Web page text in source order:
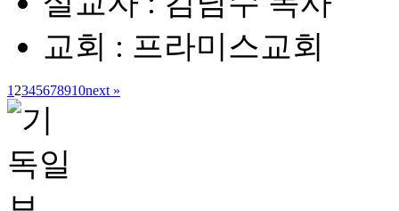
교회 : 프라미스교회
1 2345678910next »